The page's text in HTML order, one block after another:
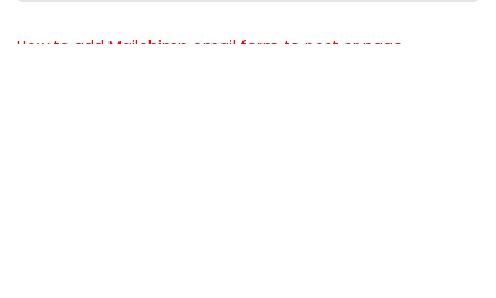
How to add Mailchimp email form to post or page